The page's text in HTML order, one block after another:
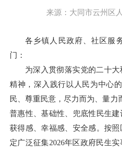
来源： 大同市云州区
各乡镇人民政府、社区服
门：
为深入贯彻落实党的二十
精神，深入践行以人民为中心
民、尊重民意，尽力而为、量力
普惠性、基础性、兜底性民生
获得感、幸福感、安全感。按
定广泛征集2026年区政府民生